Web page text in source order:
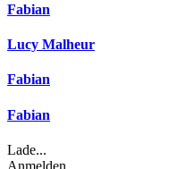
Fabian
Lucy Malheur
Fabian
Fabian
Lade...
Anmelden